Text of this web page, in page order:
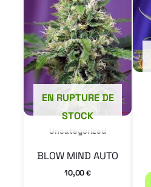
Uncategorized
EN RUPTURE DE
STOCK
BLOW MIND AUTO
10,00€